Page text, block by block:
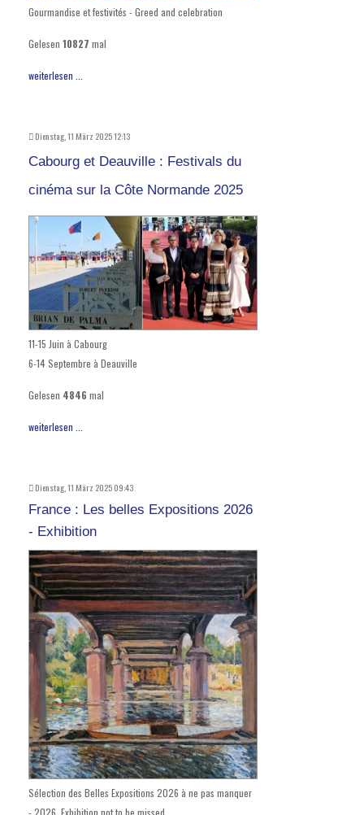
Gourmandise et festivités - Greed and celebration
Gelesen 10827 mal
weiterlesen ...
Dienstag, 11 März 2025 12:13
Cabourg et Deauville : Festivals du
cinéma sur la Côte Normande 2025
11-15 Juin à Cabourg
6-14 Septembre à Deauville
Gelesen 4846 mal
weiterlesen ...
Dienstag, 11 März 2025 09:43
France : Les belles Expositions 2026
- Exhibition
Sélection des Belles Expositions 2026 à ne pas manquer
- 2026, Exhibition not to be missed